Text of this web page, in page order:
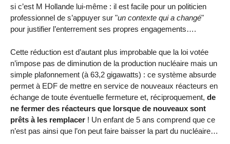
si c’est M Hollande lui-même : il est facile pour un politicien
professionnel de s’appuyer sur "un contexte qui a changé"
pour justifier l’enterrement ses propres engagements….
Cette réduction est d’autant plus improbable que la loi votée
n’impose pas de diminution de la production nucléaire mais un
simple plafonnement (à 63,2 gigawatts) : ce système absurde
permet à EDF de mettre en service de nouveaux réacteurs en
échange de toute éventuelle fermeture et, réciproquement, de
ne fermer des réacteurs que lorsque de nouveaux sont
prêts à les remplacer ! Un enfant de 5 ans comprend que ce
n’est pas ainsi que l’on peut faire baisser la part du nucléaire…